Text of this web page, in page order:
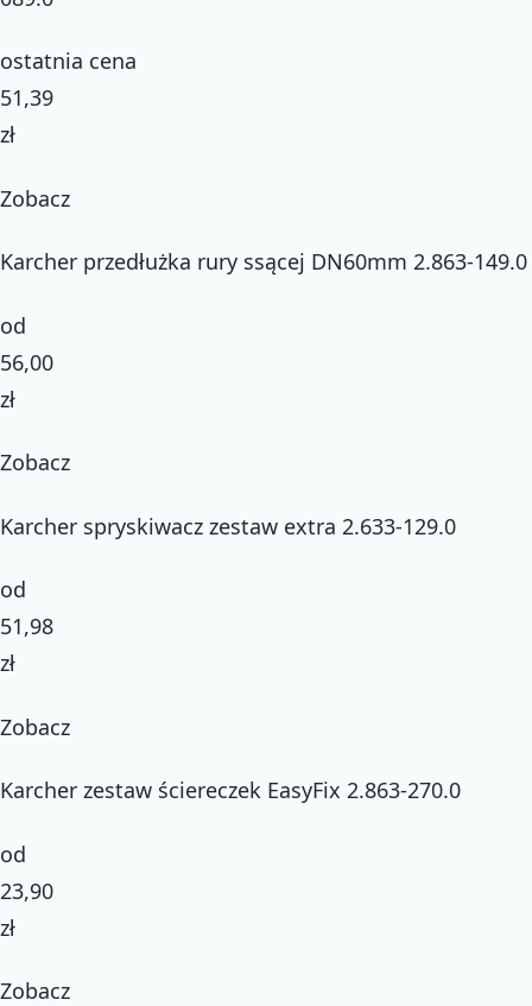
ostatnia cena
51,39
zł
Zobacz
Karcher przedłużka rury ssącej DN60mm 2.863-149.0
od
56,00
zł
Zobacz
Karcher spryskiwacz zestaw extra 2.633-129.0
od
51,98
zł
Zobacz
Karcher zestaw ściereczek EasyFix 2.863-270.0
od
23,90
zł
Zobacz